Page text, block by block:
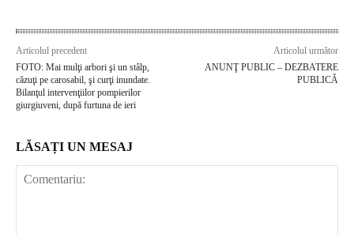
Articolul precedent
FOTO: Mai mulţi arbori şi un stâlp,
căzuţi pe carosabil, şi curţi inundate.
Bilanţul intervenţiilor pompierilor
giurgiuveni, după furtuna de ieri
Articolul următor
ANUNŢ PUBLIC – DEZBATERE
PUBLICĂ
LĂSAȚI UN MESAJ